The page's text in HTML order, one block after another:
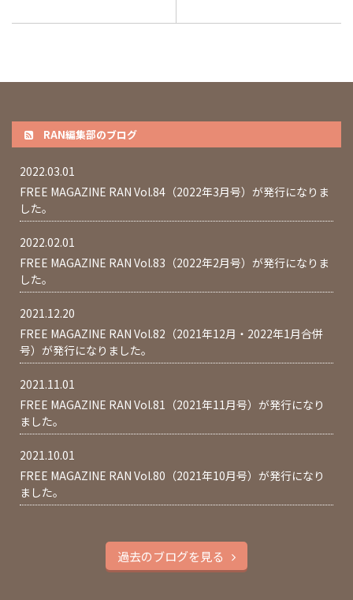
RAN編集部のブログ
2022.03.01
FREE MAGAZINE RAN Vol.84（2022年3月号）が発行になりま
した。
2022.02.01
FREE MAGAZINE RAN Vol.83（2022年2月号）が発行になりま
した。
2021.12.20
FREE MAGAZINE RAN Vol.82（2021年12月・2022年1月合併
号）が発行になりました。
2021.11.01
FREE MAGAZINE RAN Vol.81（2021年11月号）が発行になり
ました。
2021.10.01
FREE MAGAZINE RAN Vol.80（2021年10月号）が発行になり
ました。
過去のブログを見る